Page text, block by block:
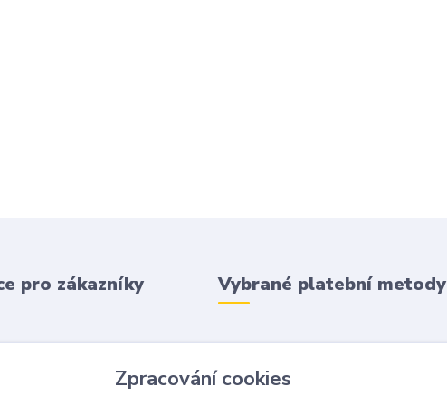
pro zákazníky Vybrané platební metody
Zpracování cookies